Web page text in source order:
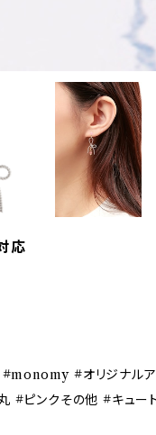
応
#オリジナルア
#ピンクその他 #キュ